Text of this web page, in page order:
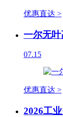
优惠直达 >
一尔无
07.15
优惠直达 >
2026工